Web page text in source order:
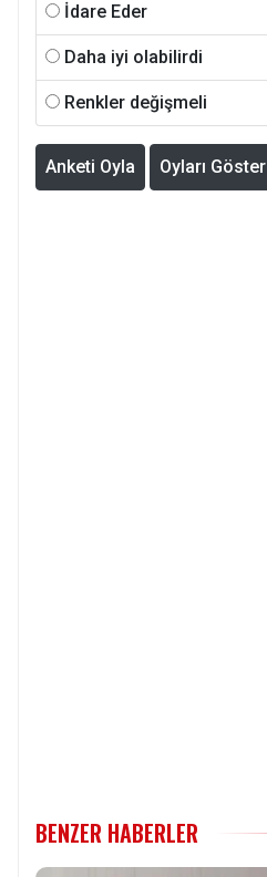
İdare Eder
Daha iyi olabilirdi
Renkler değişmeli
Anketi Oyla Oyları Göster
BENZER HABERLER